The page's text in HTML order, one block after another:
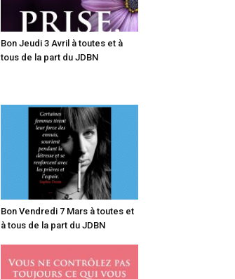
Bon Jeudi 3 Avril à toutes et à
tous de la part du JDBN
Bon Vendredi 7 Mars à toutes et
à tous de la part du JDBN